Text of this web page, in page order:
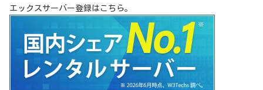
エックスサーバー登録はこちら。